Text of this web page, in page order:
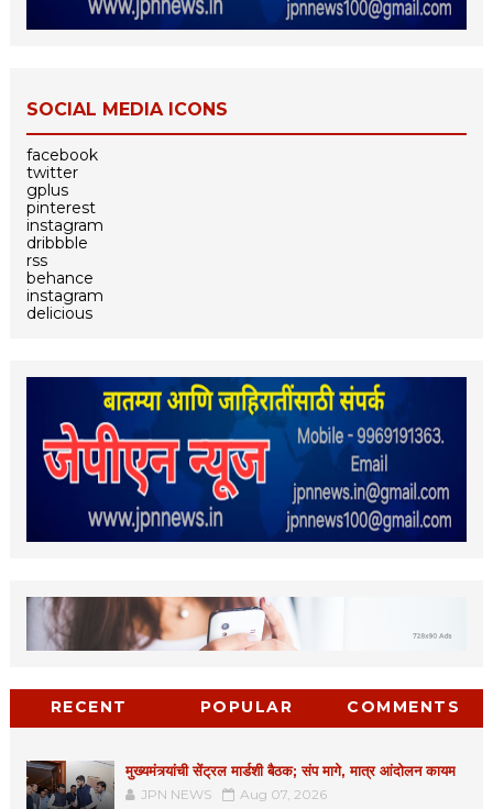
SOCIAL MEDIA ICONS
facebook
twitter
gplus
pinterest
instagram
dribbble
rss
behance
instagram
delicious
RECENT POPULAR COMMENTS
मुख्यमंत्र्यांची सेंट्रल मार्डशी बैठक; संप मागे, मात्र आंदोलन कायम
JPN NEWS Aug 07, 2026